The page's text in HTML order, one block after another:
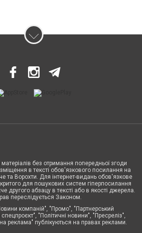
без отримання попередньої згоди
в тексті обов'язкового посилання на
та Ворохти. Для інтернет-видань обов'язкове
для пошукових систем гіперпосилання
другого абзацу в тексті або в якості джерела.
переслідується Законом.
компаній", "Промо", "Партнерський
"Політичні новини", "Пресреліз",
реклама" публікуються на правах реклами.